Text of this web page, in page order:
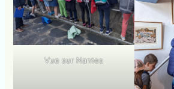
Vue sur Nantes